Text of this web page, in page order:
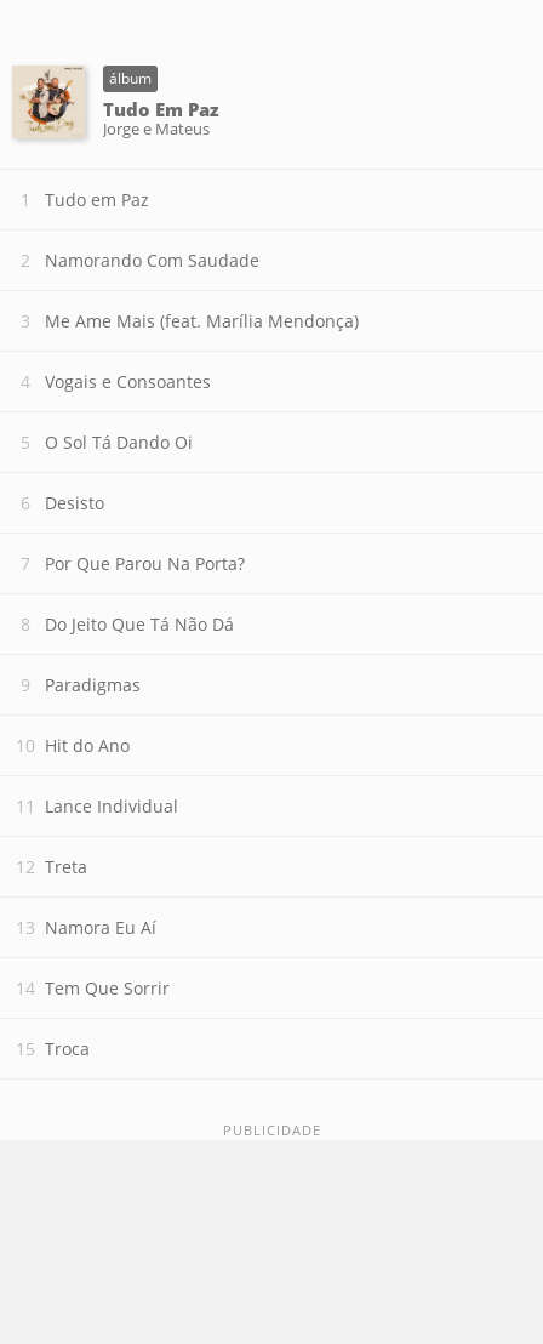
álbum
Tudo Em Paz
Jorge e Mateus
Tudo em Paz
Namorando Com Saudade
Me Ame Mais (feat. Marília Mendonça)
Vogais e Consoantes
O Sol Tá Dando Oi
Desisto
Por Que Parou Na Porta?
Do Jeito Que Tá Não Dá
Paradigmas
Hit do Ano
Lance Individual
Treta
Namora Eu Aí
Tem Que Sorrir
Troca